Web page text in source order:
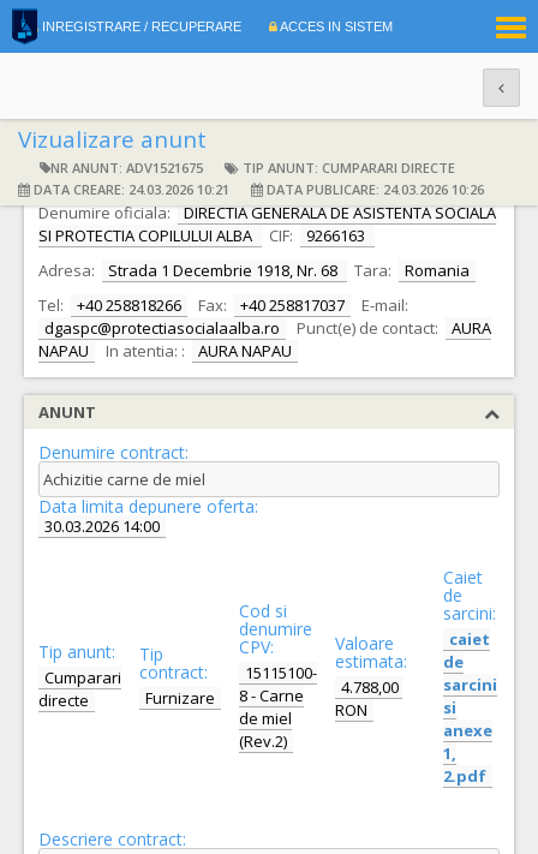
INREGISTRARE / RECUPERARE ACCES IN SISTEM
Vizualizare anunt
NR ANUNT: ADV1521675
TIP ANUNT: CUMPARARI DIRECTE
DATA CREARE: 24.03.2026 10:21
DATA PUBLICARE: 24.03.2026 10:26
DATE IDENTIFICARE AUTORITATE CONTRACTANTA
Denumire oficiala: DIRECTIA GENERALA DE ASISTENTA SOCIALA
SI PROTECTIA COPILULUI ALBA
CIF:
9266163
Adresa:
Strada 1 Decembrie 1918, Nr. 68 Tara:
Romania
Tel:
+40 258818266 Fax: +40 258817037
E-mail:
dgaspc@protectiasocialaalba.ro
Punct(e) de contact:
AURA
NAPAU
In atentia: : AURA NAPAU
ANUNT
Denumire contract:
Achizitie carne de miel
Data limita depunere oferta:
30.03.2026 14:00
Tip anunt:
Cumparari
directe
Tip
contract:
Furnizare
Cod si
denumire
CPV:
15115100-
8 - Carne
de miel
(Rev.2)
Valoare
estimata:
4.788,00
RON
Caiet
de
sarcini:
caiet
de
sarcini
si
anexe
1,
2.pdf
Descriere contract: